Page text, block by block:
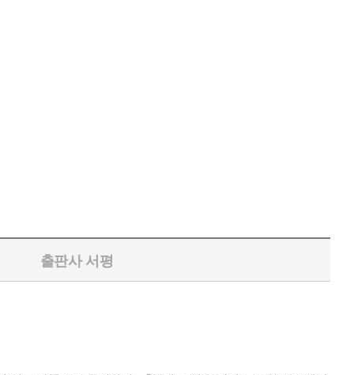
출판사 서평